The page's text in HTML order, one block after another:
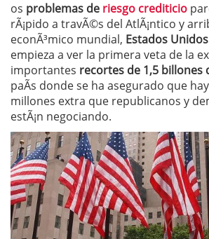
os problemas de riesgo crediticio
rÃ¡pido a travÃ©s del AtlÃ¡ntico y
econÃ³mico mundial, Estados Unidos
empieza a ver la primera veta de la
importantes recortes de 1,5 billones
paÃ­s donde se ha asegurado que
millones extra que republicanos y
estÃ¡n negociando.